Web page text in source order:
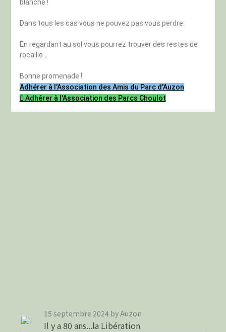
blanche !
Dans tous les cas vous ne pouvez pas vous perdre.
En regardant au sol vous pourrez trouver des restes de
rocaille ..
Bonne promenade !
Adhérer à l'Association des Amis du Parc d'Auzon
Adhérer à l'Association des Parcs Choulot
15 septembre 2024 by Auzon
Il y a 80 ans...la Libération